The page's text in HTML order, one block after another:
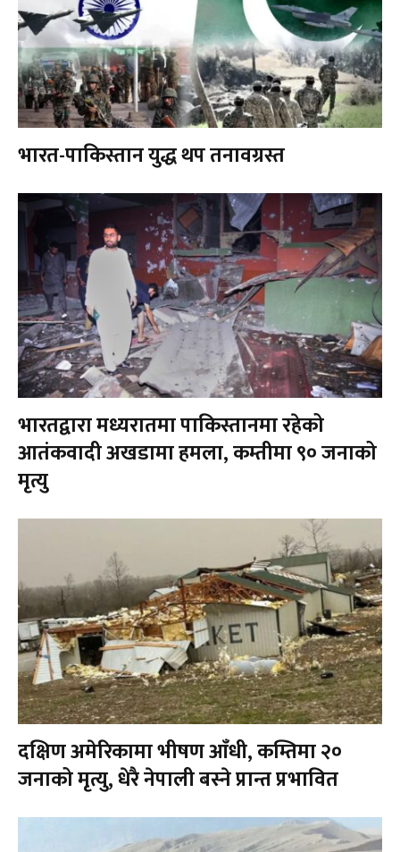
भारत-पाकिस्तान युद्ध थप तनावग्रस्त
भारतद्वारा मध्यरातमा पाकिस्तानमा रहेको
आतंकवादी अखडामा हमला, कम्तीमा ९० जनाको
मृत्यु
दक्षिण अमेरिकामा भीषण आँधी, कम्तिमा २०
जनाको मृत्यु, धेरै नेपाली बस्ने प्रान्त प्रभावित